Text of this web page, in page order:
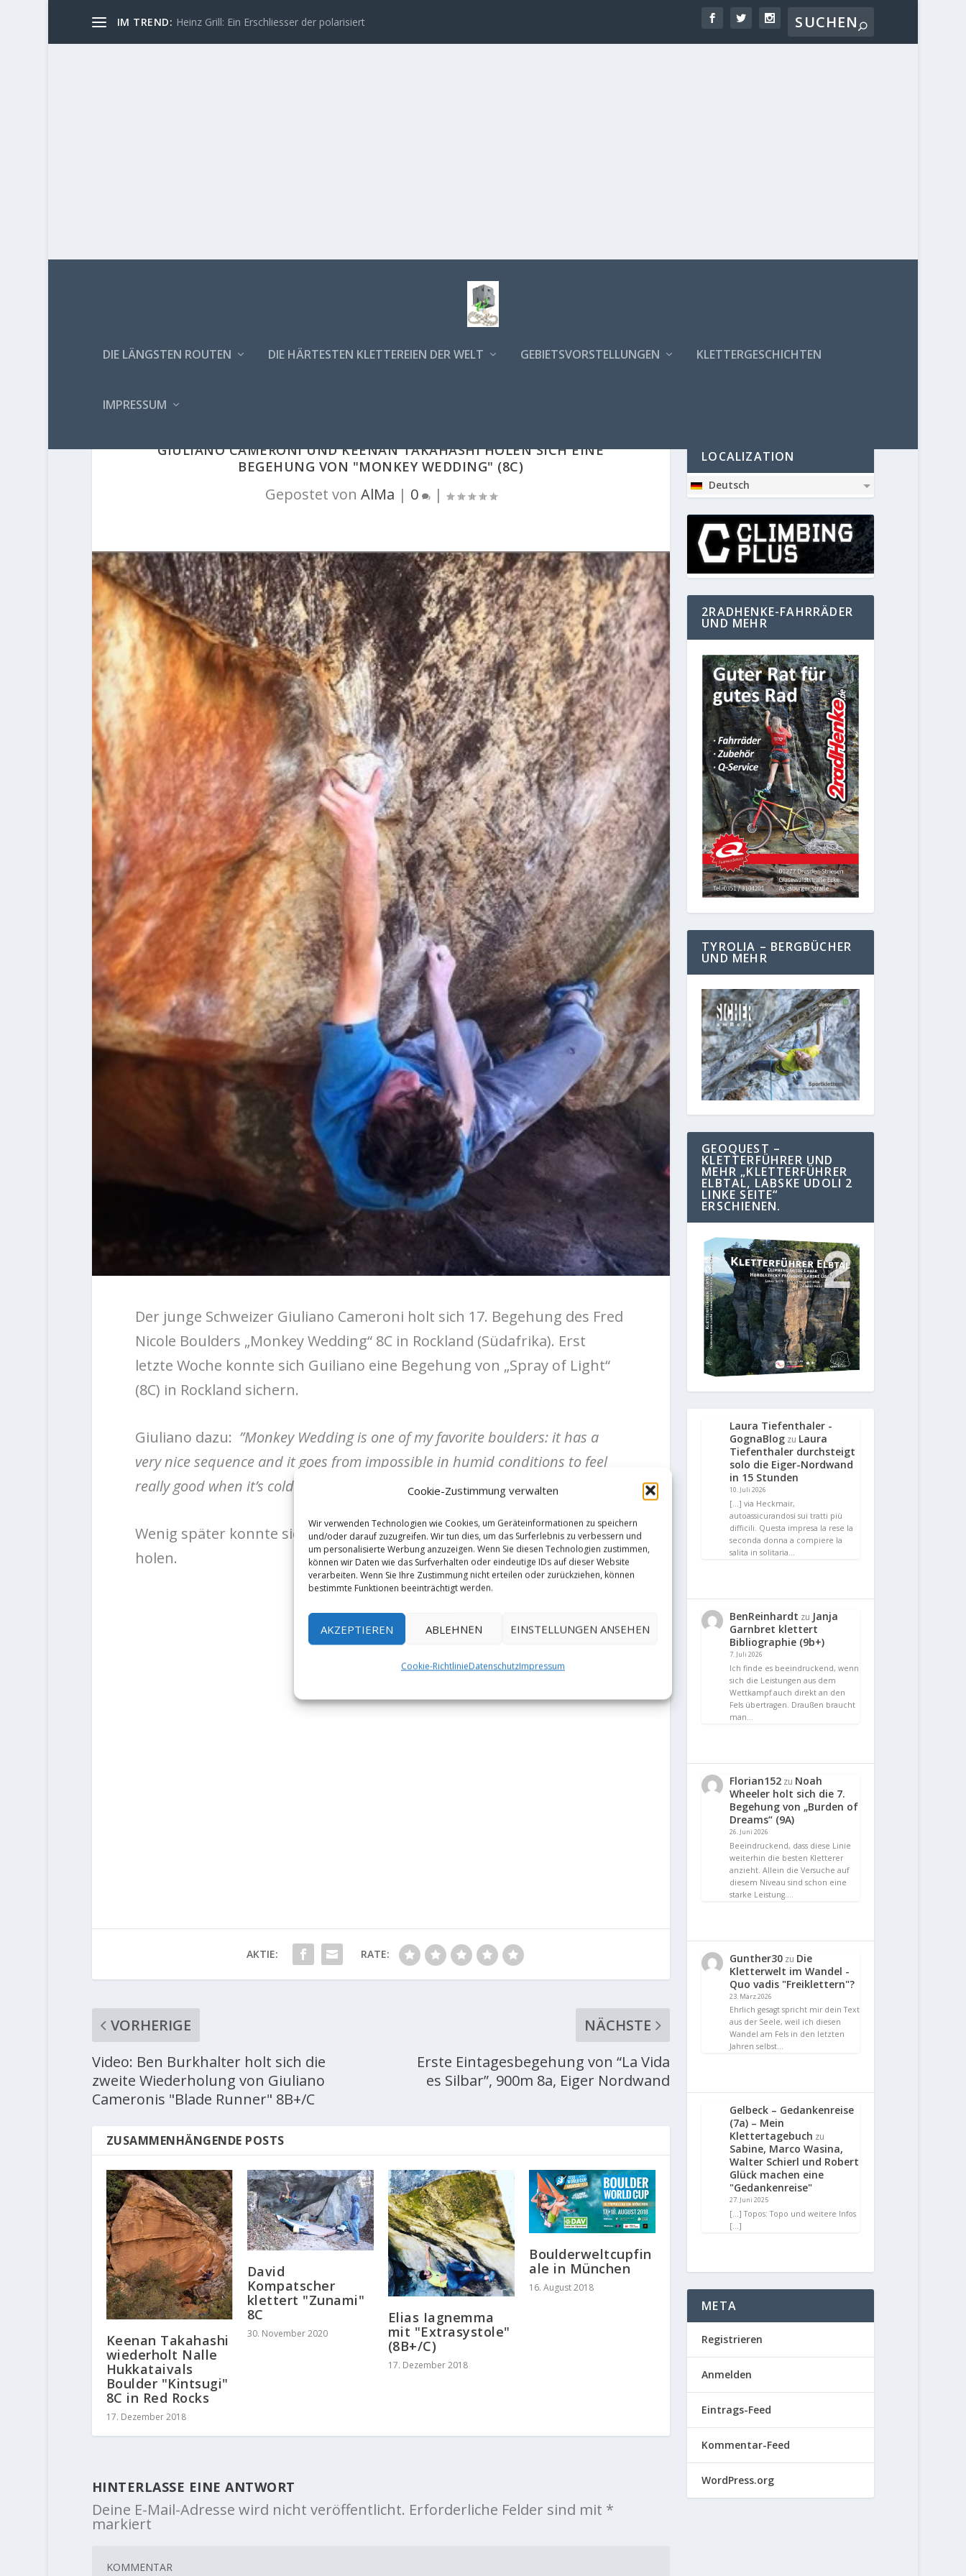
Cookie-Zustimmung verwalten
Wir verwenden Technologien wie Cookies, um Geräteinformationen zu speichern
und/oder darauf zuzugreifen. Wir tun dies, um das Surferlebnis zu verbessern und
um personalisierte Werbung anzuzeigen. Wenn Sie diesen Technologien zustimmen,
können wir Daten wie das Surfverhalten oder eindeutige IDs auf dieser Website
verarbeiten. Wenn Sie Ihre Zustimmung nicht erteilen oder zurückziehen, können
bestimmte Funktionen beeinträchtigt werden.
AKZEPTIEREN ABLEHNEN EINSTELLUNGEN ANSEHEN
Cookie-RichtlinieDatenschutzImpressum
IM TREND: Heinz Grill: Ein Erschliesser der polarisiert
DIE LÄNGSTEN ROUTEN DIE HÄRTESTEN KLETTEREIEN DER WELT GEBIETSVORSTELLUNGEN KLETTERGESCHICHTEN
IMPRESSUM
GIULIANO CAMERONI UND KEENAN TAKAHASHI HOLEN SICH EINE
BEGEHUNG VON "MONKEY WEDDING" (8C)
Gepostet von AlMa | 0 |
Der junge Schweizer Giuliano Cameroni holt sich 17. Begehung des Fred
Nicole Boulders „Monkey Wedding“ 8C in Rockland (Südafrika). Erst
letzte Woche konnte sich Guiliano eine Begehung von „Spray of Light“
(8C) in Rockland sichern.
Giuliano dazu: ”Monkey Wedding is one of my favorite boulders: it has a
very nice sequence and it goes from impossible in humid conditions to feel
really good when it’s cold and dry. Classic!”
Wenig später konnte sich Keenan Takahashi noch die 18. Begehung
holen.
AKTIE: RATE:
VORHERIGE
Video: Ben Burkhalter holt sich die
zweite Wiederholung von Giuliano
Cameronis "Blade Runner" 8B+/C
NÄCHSTE
Erste Eintagesbegehung von “La Vida
es Silbar”, 900m 8a, Eiger Nordwand
ZUSAMMENHÄNGENDE POSTS
Keenan Takahashi
wiederholt Nalle
Hukkataivals
Boulder "Kintsugi"
8C in Red Rocks
17. Dezember 2018
David
Kompatscher
klettert "Zunami"
8C
30. November 2020
Elias Iagnemma
mit "Extrasystole"
(8B+/C)
17. Dezember 2018
Boulderweltcupfin
ale in München
16. August 2018
HINTERLASSE EINE ANTWORT
Deine E-Mail-Adresse wird nicht veröffentlicht. Erforderliche Felder sind mit *
markiert
LOCALIZATION
Deutsch
2RADHENKE-FAHRRÄDER
UND MEHR
TYROLIA – BERGBÜCHER
UND MEHR
GEOQUEST –
KLETTERFÜHRER UND
MEHR „KLETTERFÜHRER
ELBTAL, LABSKE UDOLI 2
LINKE SEITE“
ERSCHIENEN.
Laura Tiefenthaler -
GognaBlog zu Laura
Tiefenthaler durchsteigt
solo die Eiger-Nordwand
in 15 Stunden
10. Juli 2026
[…] via Heckmair,
autoassicurandosi sui tratti più
difficili. Questa impresa la rese la
seconda donna a compiere la
salita in solitaria…
BenReinhardt zu Janja
Garnbret klettert
Bibliographie (9b+)
7. Juli 2026
Ich finde es beeindruckend, wenn
sich die Leistungen aus dem
Wettkampf auch direkt an den
Fels übertragen. Draußen braucht
man…
Florian152 zu Noah
Wheeler holt sich die 7.
Begehung von „Burden of
Dreams“ (9A)
26. Juni 2026
Beeindruckend, dass diese Linie
weiterhin die besten Kletterer
anzieht. Allein die Versuche auf
diesem Niveau sind schon eine
starke Leistung.…
Gunther30 zu Die
Kletterwelt im Wandel -
Quo vadis "Freiklettern"?
23. März 2026
Ehrlich gesagt spricht mir dein Text
aus der Seele, weil ich diesen
Wandel am Fels in den letzten
Jahren selbst…
Gelbeck – Gedankenreise
(7a) – Mein
Klettertagebuch zu
Sabine, Marco Wasina,
Walter Schierl und Robert
Glück machen eine
"Gedankenreise"
27. Juni 2025
[…] Topos: Topo und weitere Infos
[…]
META
Registrieren
Anmelden
Eintrags-Feed
Kommentar-Feed
WordPress.org